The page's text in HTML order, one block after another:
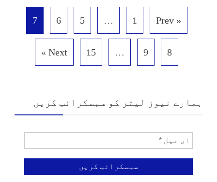
« Prev
1
…
5
6
7
8
9
…
15
Next »
ہمارے نیوز لیٹر کو سبسکرائب کریں